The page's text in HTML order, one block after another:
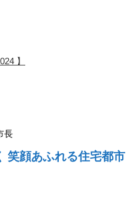
】
長
笑顔あふれる住宅都市